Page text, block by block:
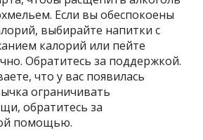
Если вы обеспокоены
выбирайте напитки с
калорий или пейте
Обратитесь за поддержкой.
что у вас появилась
ограничивать
обратитесь за
помощью.